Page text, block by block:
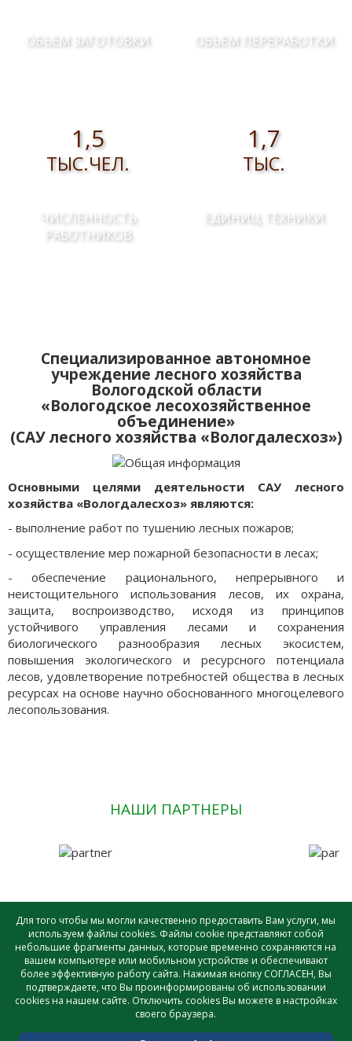
ОБЪЕМ ЗАГОТОВКИ ОБЪЕМ ПЕРЕРАБОТКИ
1,5
ТЫС.ЧЕЛ.
ЧИСЛЕННОСТЬ
РАБОТНИКОВ
1,7
ТЫС.
ЕДИНИЦ ТЕХНИКИ
Специализированное автономное
учреждение лесного хозяйства
Вологодской области
«Вологодское лесохозяйственное
объединение»
(САУ лесного хозяйства «Вологдалесхоз»)
Основными целями деятельности САУ лесного
хозяйства «Вологдалесхоз» являются:
- выполнение работ по тушению лесных пожаров;
- осуществление мер пожарной безопасности в лесах;
- обеспечение рационального, непрерывного и
неистощительного использования лесов, их охрана,
защита, воспроизводство, исходя из принципов
устойчивого управления лесами и сохранения
биологического разнообразия лесных экосистем,
повышения экологического и ресурсного потенциала
лесов, удовлетворение потребностей общества в лесных
ресурсах на основе научно обоснованного многоцелевого
лесопользования.
НАШИ ПАРТНЕРЫ
САУ лесного хозяйства ВО «ВОЛОГДАЛЕСХОЗ» © - 2026 |
Создание и поддержка сайта
Для того чтобы мы могли качественно предоставить Вам услуги, мы
используем файлы cookies. Файлы cookie представляют собой
небольшие фрагменты данных, которые временно сохраняются на
вашем компьютере или мобильном устройстве и обеспечивают
более эффективную работу сайта. Нажимая кнопку СОГЛАСЕН, Вы
подтверждаете, что Вы проинформированы об использовании
cookies на нашем сайте. Отключить cookies Вы можете в настройках
своего браузера.